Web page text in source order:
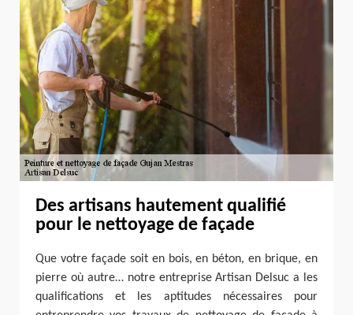
Des artisans hautement qualifié
pour le nettoyage de façade
Que votre façade soit en bois, en béton, en brique, en
pierre où autre… notre entreprise Artisan Delsuc a les
qualifications et les aptitudes nécessaires pour